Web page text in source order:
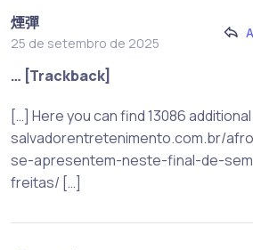
煙彈
25 de setembro de 2025
… [Trackback]
[…] Here you can find 13086
salvadorentretenimento.com.br/
se-apresentem-neste-final-de-
freitas/ […]